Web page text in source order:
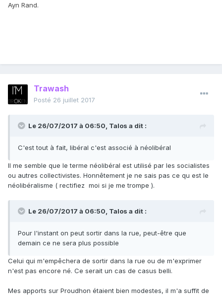
Ayn Rand.
Trawash
Posté 26 juillet 2017
Le 26/07/2017 à 06:50, Talos a dit :
C'est tout à fait, libéral c'est associé à néolibéral
Il me semble que le terme néolibéral est utilisé par les socialistes
ou autres collectivistes. Honnêtement je ne sais pas ce qu est le
néolibéralisme ( rectifiez moi si je me trompe ).
Le 26/07/2017 à 06:50, Talos a dit :
Pour l'instant on peut sortir dans la rue, peut-être que
demain ce ne sera plus possible
Celui qui m'empêchera de sortir dans la rue ou de m'exprimer
n'est pas encore né. Ce serait un cas de casus belli.
Mes apports sur Proudhon étaient bien modestes, il m'a suffit de